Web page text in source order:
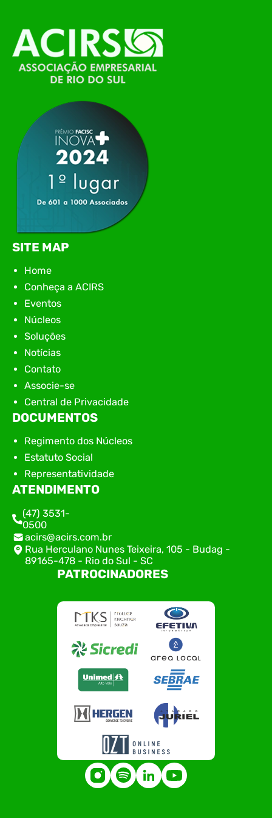
ACIRS, Jardel José Busarello, com os núcleos…
SITE MAP
Home
Conheça a ACIRS
Eventos
Núcleos
Soluções
Notícias
Contato
Associe-se
Central de Privacidade
DOCUMENTOS
Regimento dos Núcleos
Estatuto Social
Representatividade
ATENDIMENTO
(47) 3531-
0500
acirs@acirs.com.br
Rua Herculano Nunes Teixeira, 105 - Budag -
89165-478 - Rio do Sul - SC
PATROCINADORES